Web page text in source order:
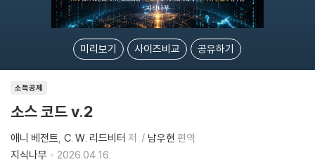
미리보기 사이즈비교 공유하기
소득공제
소스 코드 v.2
애니 베전트 C. W. 리드비터 저 남우현 편역
지식나무
2026.04.16.